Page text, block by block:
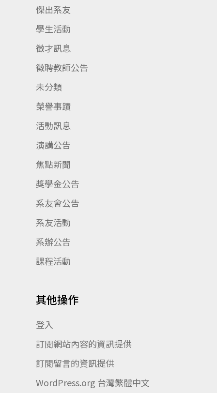
傑出系友
學生活動
徵才訊息
徵聘教師公告
未分類
榮譽事蹟
活動訊息
演講公告
焦點新聞
獎學金公告
系友會公告
系友活動
系辦公告
課程活動
其他操作
登入
訂閱網站內容的資訊提供
訂閱留言的資訊提供
WordPress.org 台灣繁體中文